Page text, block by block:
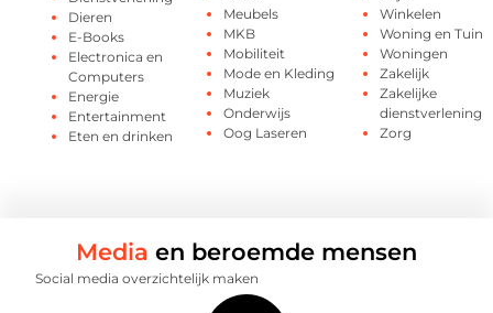
Dieren
E-Books
Electronica en
Computers
Energie
Entertainment
Eten en drinken
Meubels
MKB
Mobiliteit
Mode en Kleding
Muziek
Onderwijs
Oog Laseren
Winkelen
Woning en Tuin
Woningen
Zakelijk
Zakelijke
dienstverlening
Zorg
Media en beroemde mensen
Social media overzichtelijk maken